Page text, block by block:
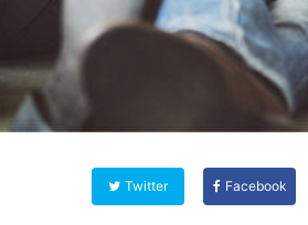
Twitter Facebook